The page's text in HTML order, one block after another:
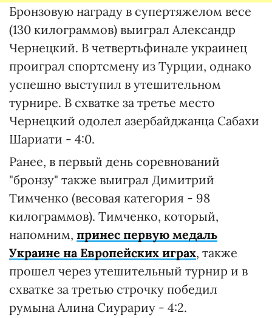
Бронзовую награду в супертяжелом весе
(130 килограммов) выиграл Александр
Чернецкий. В четвертьфинале украинец
проиграл спортсмену из Турции, однако
успешно выступил в утешительном
турнире. В схватке за третье место
Чернецкий одолел азербайджанца Сабахи
Шариати - 4:0.
Ранее, в первый день соревнований
"бронзу" также выиграл Димитрий
Тимченко (весовая категория - 98
килограммов). Тимченко, который,
напомним, принес первую медаль
Украине на Европейских играх, также
прошел через утешительный турнир и в
схватке за третью строчку победил
румына Алина Сиурариу - 4:2.